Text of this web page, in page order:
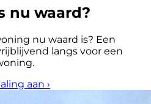
nu waard?
nu waard is? Een
langs voor een
aan ›